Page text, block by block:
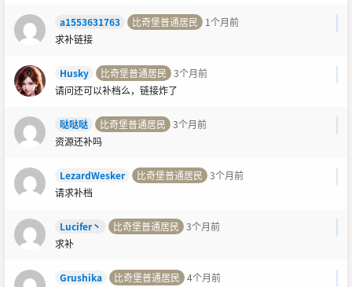
a1553631763 比奇堡普通居民
1个月前
求补链接
Husky 比奇堡普通居民 3个月前
请问还可以补档么，链接炸了
哒哒哒 比奇堡普通居民 3个月前
资源还补吗
LezardWesker 比奇堡普通居民 3个月前
请求补档
Lucifer丶 比奇堡普通居民 3个月前
求补
Grushika 比奇堡普通居民 4个月前